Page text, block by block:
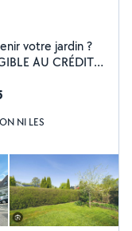
votre jardin ?
entretien régulier
mettons tout
propres et
NI LES